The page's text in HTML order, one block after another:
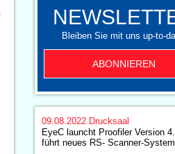
Bleiben Sie mit uns up-to-
ABONNIEREN
09.08.2022 Drucksaal
EyeC launcht Proofiler Version
führt neues RS- Scanner-